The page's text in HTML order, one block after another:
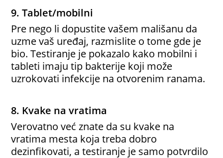
9. Tablet/mobilni
Pre nego li dopustite vašem mališanu da
uzme vaš uređaj, razmislite o tome gde je
bio. Testiranje je pokazalo kako mobilni i
tableti imaju tip bakterije koji može
uzrokovati infekcije na otvorenim ranama.
8. Kvake na vratima
Verovatno već znate da su kvake na
vratima mesta koja treba dobro
dezinfikovati, a testiranje je samo potvrdilo